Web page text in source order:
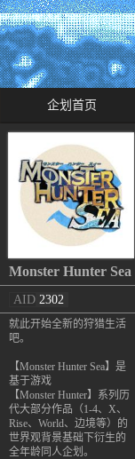
企划首页
Monster Hunter Sea
AID 2302
就此开始全新的狩猎生活
吧。
【Monster Hunter Sea】是
基于游戏
【Monster Hunter】系列历
代大部分作品（1-4、X、
Rise、World、边境等）的
世界观背景基础下衍生的
全年龄同人企划。